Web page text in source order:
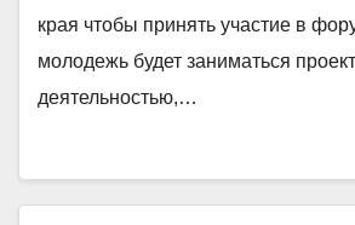
поддержке гранта
Алтайского края в
молодежной политики
края чтобы принять участие в
молодежь будет заниматься
деятельностью,…